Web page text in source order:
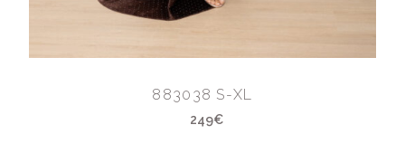
883038 S-XL
249€